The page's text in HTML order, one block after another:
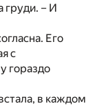
груди. – И
Его
с
гораздо
в каждом